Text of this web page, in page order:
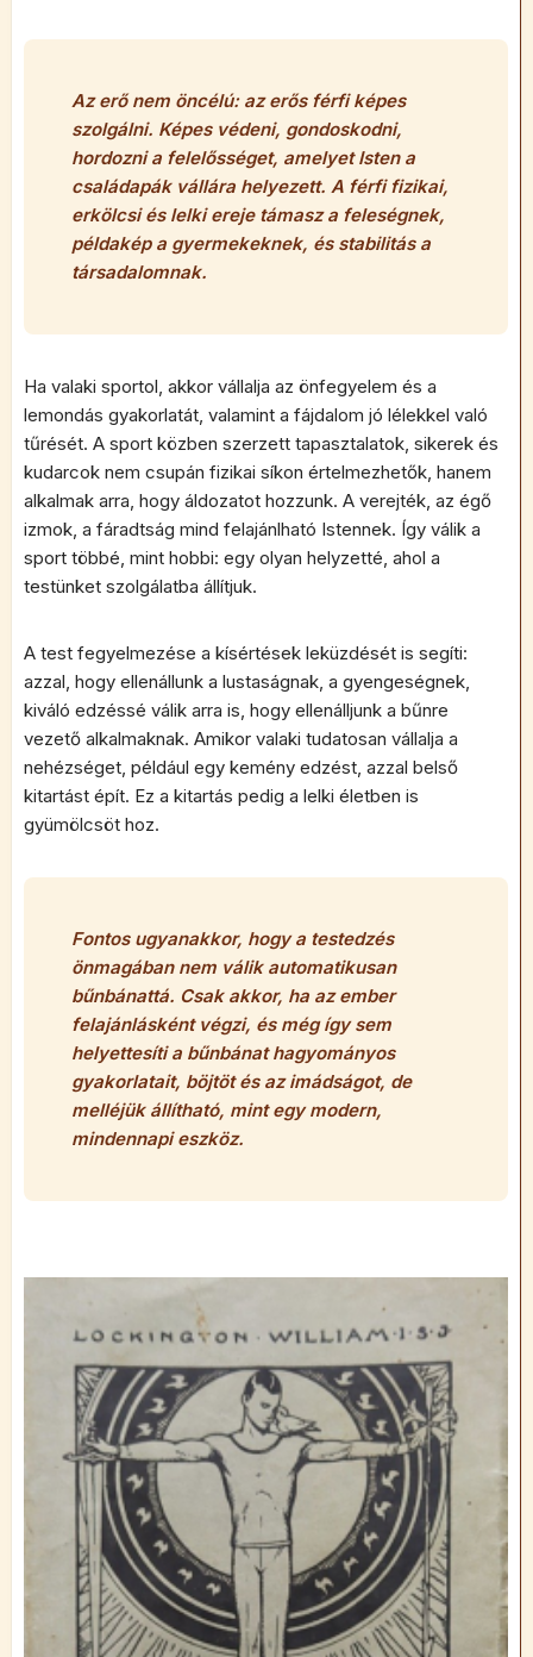
Az erő nem öncélú: az erős férfi képes
szolgálni. Képes védeni, gondoskodni,
hordozni a felelősséget, amelyet Isten a
családapák vállára helyezett. A férfi fizikai,
erkölcsi és lelki ereje támasz a feleségnek,
példakép a gyermekeknek, és stabilitás a
társadalomnak.
Ha valaki sportol, akkor vállalja az önfegyelem és a
lemondás gyakorlatát, valamint a fájdalom jó lélekkel való
tűrését. A sport közben szerzett tapasztalatok, sikerek és
kudarcok nem csupán fizikai síkon értelmezhetők, hanem
alkalmak arra, hogy áldozatot hozzunk. A verejték, az égő
izmok, a fáradtság mind felajánlható Istennek. Így válik a
sport többé, mint hobbi: egy olyan helyzetté, ahol a
testünket szolgálatba állítjuk.
A test fegyelmezése a kísértések leküzdését is segíti:
azzal, hogy ellenállunk a lustaságnak, a gyengeségnek,
kiváló edzéssé válik arra is, hogy ellenálljunk a bűnre
vezető alkalmaknak. Amikor valaki tudatosan vállalja a
nehézséget, például egy kemény edzést, azzal belső
kitartást épít. Ez a kitartás pedig a lelki életben is
gyümölcsöt hoz.
Fontos ugyanakkor, hogy a testedzés
önmagában nem válik automatikusan
bűnbánattá. Csak akkor, ha az ember
felajánlásként végzi, és még így sem
helyettesíti a bűnbánat hagyományos
gyakorlatait, böjtöt és az imádságot, de
melléjük állítható, mint egy modern,
mindennapi eszköz.